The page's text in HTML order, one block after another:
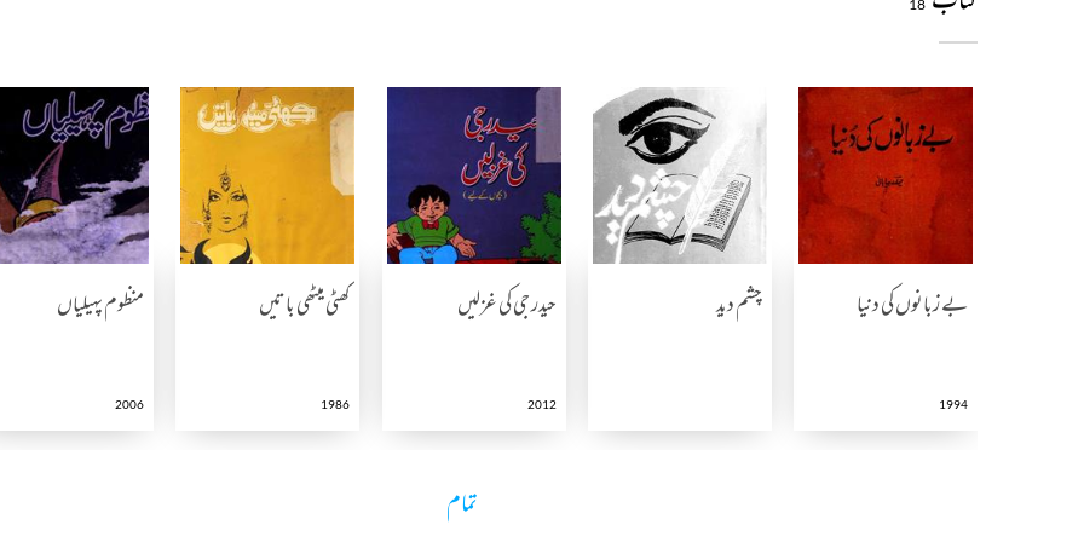
18
بے زبانوں کی دنیا
1994
چشم دید حیدر جی کی غزلیں
2012
کھٹی میٹھی باتیں
1986
منظوم پہیلیاں
2006
تمام